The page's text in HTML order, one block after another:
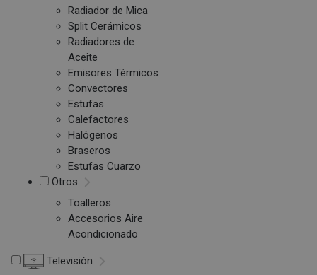
Radiador de Mica
Split Cerámicos
Radiadores de
Aceite
Emisores Térmicos
Convectores
Estufas
Calefactores
Halógenos
Braseros
Estufas Cuarzo
Otros
Toalleros
Accesorios Aire
Acondicionado
Televisión